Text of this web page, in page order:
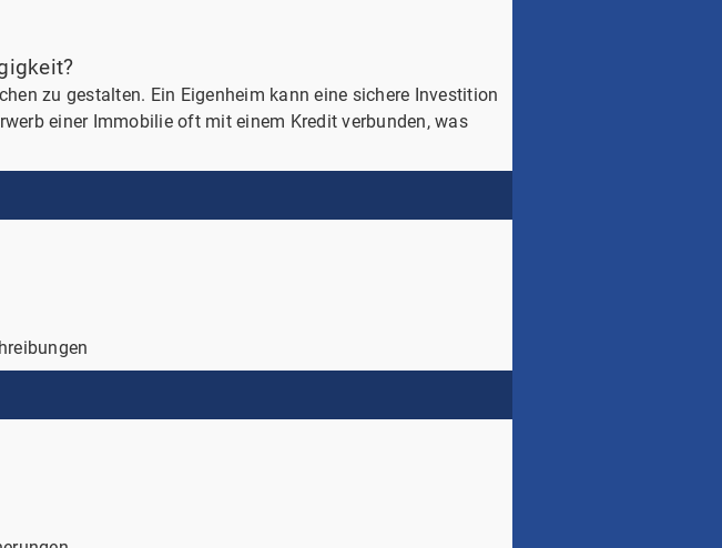
zu gestalten. Ein Eigenheim kann eine sichere Investition
einer Immobilie oft mit einem Kredit verbunden, was